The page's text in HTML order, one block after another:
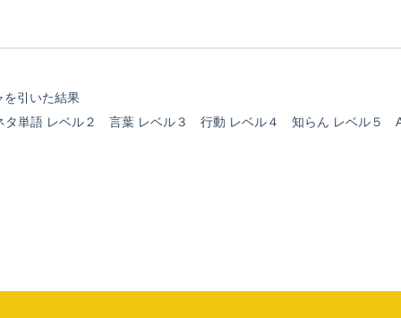
を引いた結果
タ単語 レベル２ 言葉 レベル３ 行動 レベル４ 知らん レベル５